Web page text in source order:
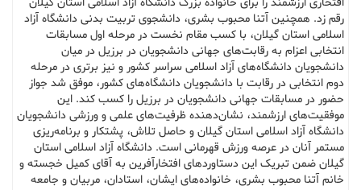
رقم زد. همچنین آتنا محبوب بشری، دانشجوی تربیت بدنی دانشگاه آزاد
اسلامی استان گیلان، با کسب مقام نخست در مرحله اول مسابقات
انتخابی اعزام به رقابت‌های جهانی دانشجویان در برزیل در میان
دانشجویان دانشگاه‌های آزاد اسلامی سراسر کشور و نیز برتری در مرحله
دوم انتخابی در رقابت با دانشجویان دانشگاه‌های کشور، موفق شد جواز
حضور در مسابقات جهانی دانشجویان در برزیل را کسب کند. این
موفقیت‌های ارزشمند، نشان‌دهنده ظرفیت‌های علمی و ورزشی دانشجویان
دانشگاه آزاد اسلامی استان گیلان و حاصل تلاش، پشتکار و برنامه‌ریزی
مستمر آنان در عرصه ورزش قهرمانی است. دانشگاه آزاد اسلامی استان
گیلان ضمن تبریک این دستاوردهای افتخارآفرین به آقای کمیل خجسته و
خانم آتنا محبوب بشری، خانواده‌های ایشان، استادان، مربیان و جامعه